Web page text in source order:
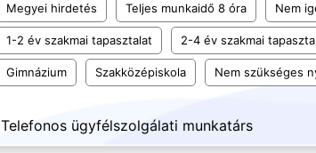
Megyei hirdetés Teljes munkaidő 8 óra Nem
1-2 év szakmai tapasztalat 2-4 év szakmai
Gimnázium Szakközépiskola Nem szükséges
Telefonos ügyfélszolgálati munkatárs